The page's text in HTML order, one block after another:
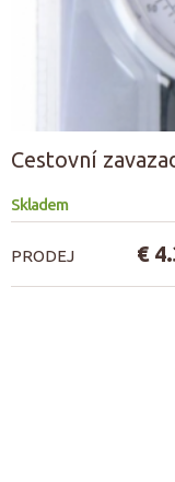
Cestovní
Skladem
PRODEJ €